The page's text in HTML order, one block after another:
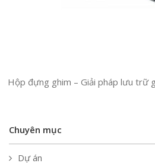
Hộp đựng ghim – Giải pháp lưu trữ
Chuyên mục
Dự án